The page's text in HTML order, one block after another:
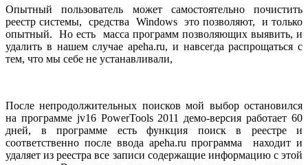
Опытный пользователь может самостоятельно почистить
реестр системы, средства Windows это позволяют, и только
опытный. Но есть масса программ позволяющих выявить, и
удалить в нашем случае apeha.ru, и навсегда распрощаться с
тем, что мы себе не устанавливали,
После непродолжительных поисков мой выбор остановился
на программе jv16 PowerTools 2011 демо-версия работает 60
дней, в программе есть функция поиск в реестре и
соответственно после ввода apeha.ru программа находит и
удаляет из реестра все записи содержащие информацию с этой